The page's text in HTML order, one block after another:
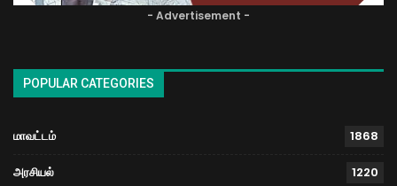
- Advertisement -
POPULAR CATEGORIES
மாவட்டம் 1868
அரசியல் 1220